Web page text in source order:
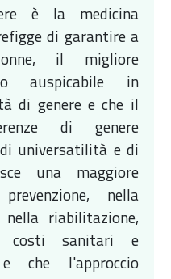
è la medicina
di garantire a
il migliore
auspicabile in
di genere e che il
di genere
universatilità e di
una maggiore
nella
riabilitazione,
costi sanitari e
che l'approccio